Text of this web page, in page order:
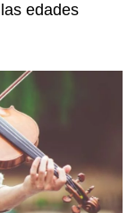
edades